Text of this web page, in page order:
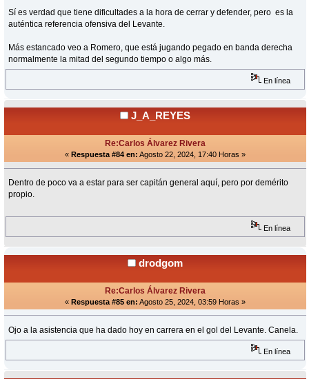
Sí es verdad que tiene dificultades a la hora de cerrar y defender, pero es la
auténtica referencia ofensiva del Levante.
Más estancado veo a Romero, que está jugando pegado en banda derecha
normalmente la mitad del segundo tiempo o algo más.
En línea
J_A_REYES
Re:Carlos Álvarez Rivera
« Respuesta #84 en: Agosto 22, 2024, 17:40 Horas »
Dentro de poco va a estar para ser capitán general aquí, pero por demérito
propio.
En línea
drodgom
Re:Carlos Álvarez Rivera
« Respuesta #85 en: Agosto 25, 2024, 03:59 Horas »
Ojo a la asistencia que ha dado hoy en carrera en el gol del Levante. Canela.
En línea